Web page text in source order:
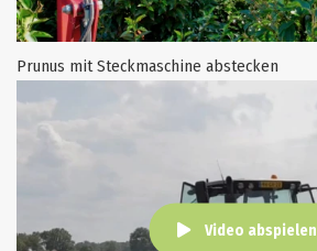
Prunus mit Steckmaschine abstecken
Video abspielen